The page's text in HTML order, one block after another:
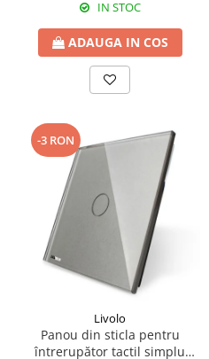
IN STOC
ADAUGA IN COS
-3 RON
Livolo
Panou din sticla pentru
întrerupător tactil simplu